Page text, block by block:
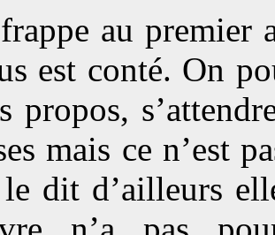
au premier
est conté. On
propos,
mais ce n’est
dit d’ailleurs